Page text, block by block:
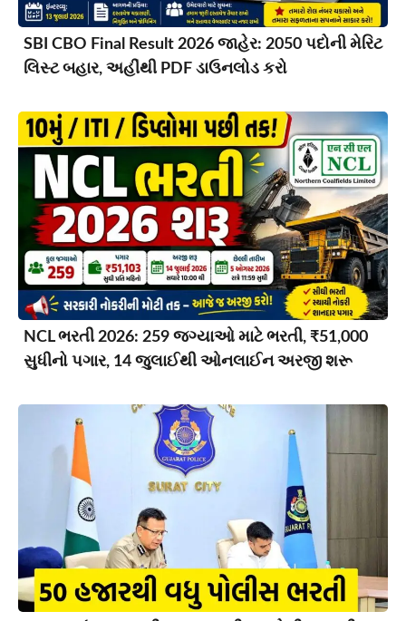
SBI CBO Final Result 2026 જાહેર: 2050 પદોની મેરિટ
લિસ્ટ બહાર, અહીંથી PDF ડાઉનલોડ કરો
NCL ભરતી 2026: 259 જગ્યાઓ માટે ભરતી, ₹51,000
સુધીનો પગાર, 14 જુલાઈથી ઓનલાઈન અરજી શરૂ